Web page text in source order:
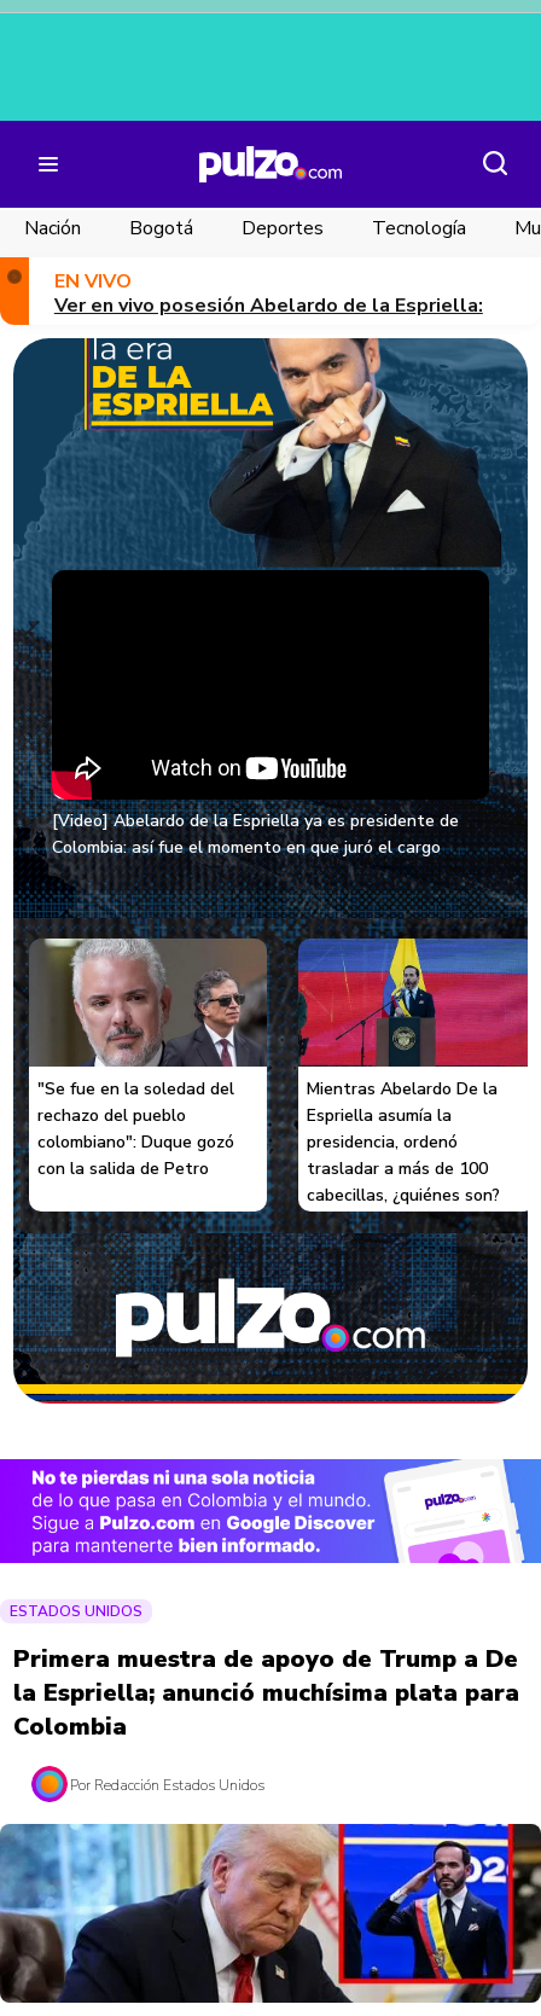
Nación Bogotá Deportes Tecnología
EN VIVO
Ver en vivo posesión Abelardo de la Espriella:
[Video] Abelardo de la Espriella ya es presidente de
Colombia: así fue el momento en que juró el cargo
"Se fue en la soledad del
rechazo del pueblo
colombiano": Duque gozó
con la salida de Petro
Mientras Abelardo De la
Espriella asumía la
presidencia, ordenó
trasladar a más de 100
cabecillas, ¿quiénes son?
ESTADOS UNIDOS
Primera muestra de apoyo de Trump a De
la Espriella; anunció muchísima plata para
Colombia
Por Redacción Estados Unidos